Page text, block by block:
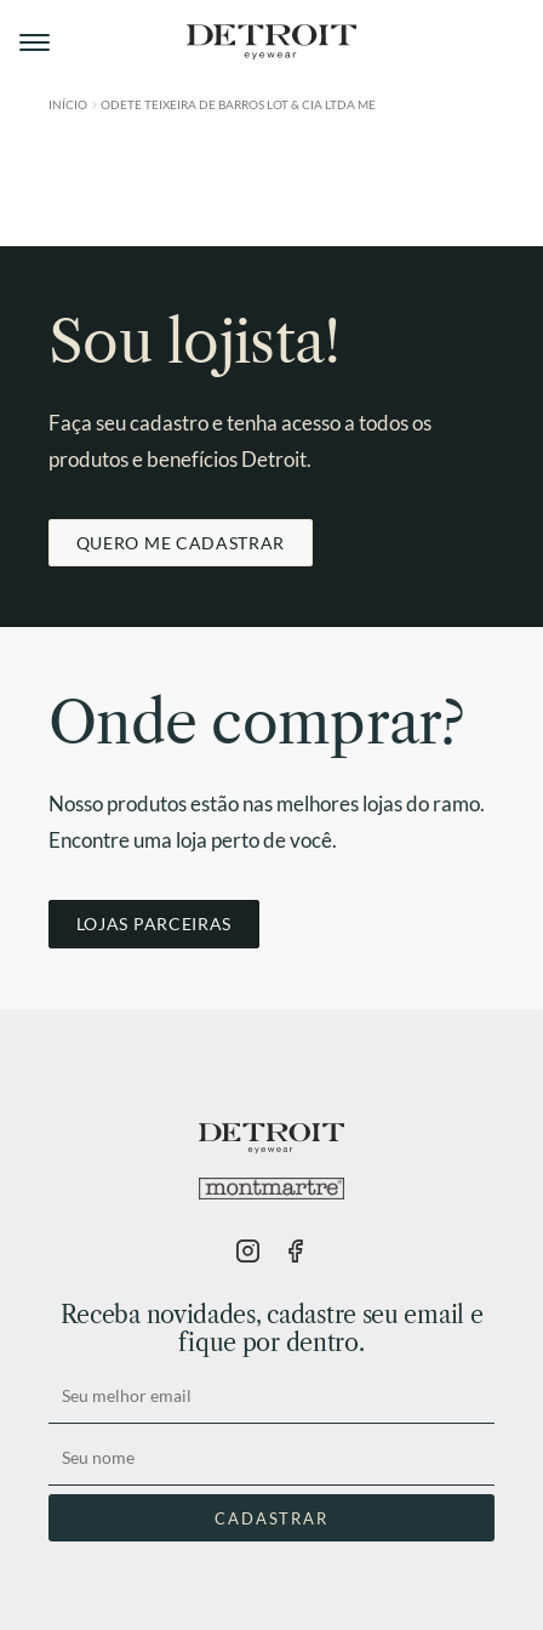
Pular
para
Pular
para
A MONTMARTRE
CONTATO
INÍCIO ODETE TEIXEIRA DE BARROS LOT & CIA LTDA ME
Sou lojista!
Faça seu cadastro e tenha acesso a todos os
produtos e benefícios Detroit.
QUERO ME CADASTRAR
Onde comprar?
Nosso produtos estão nas melhores lojas do ramo.
Encontre uma loja perto de você.
LOJAS PARCEIRAS
Receba novidades, cadastre seu email e
fique por dentro.